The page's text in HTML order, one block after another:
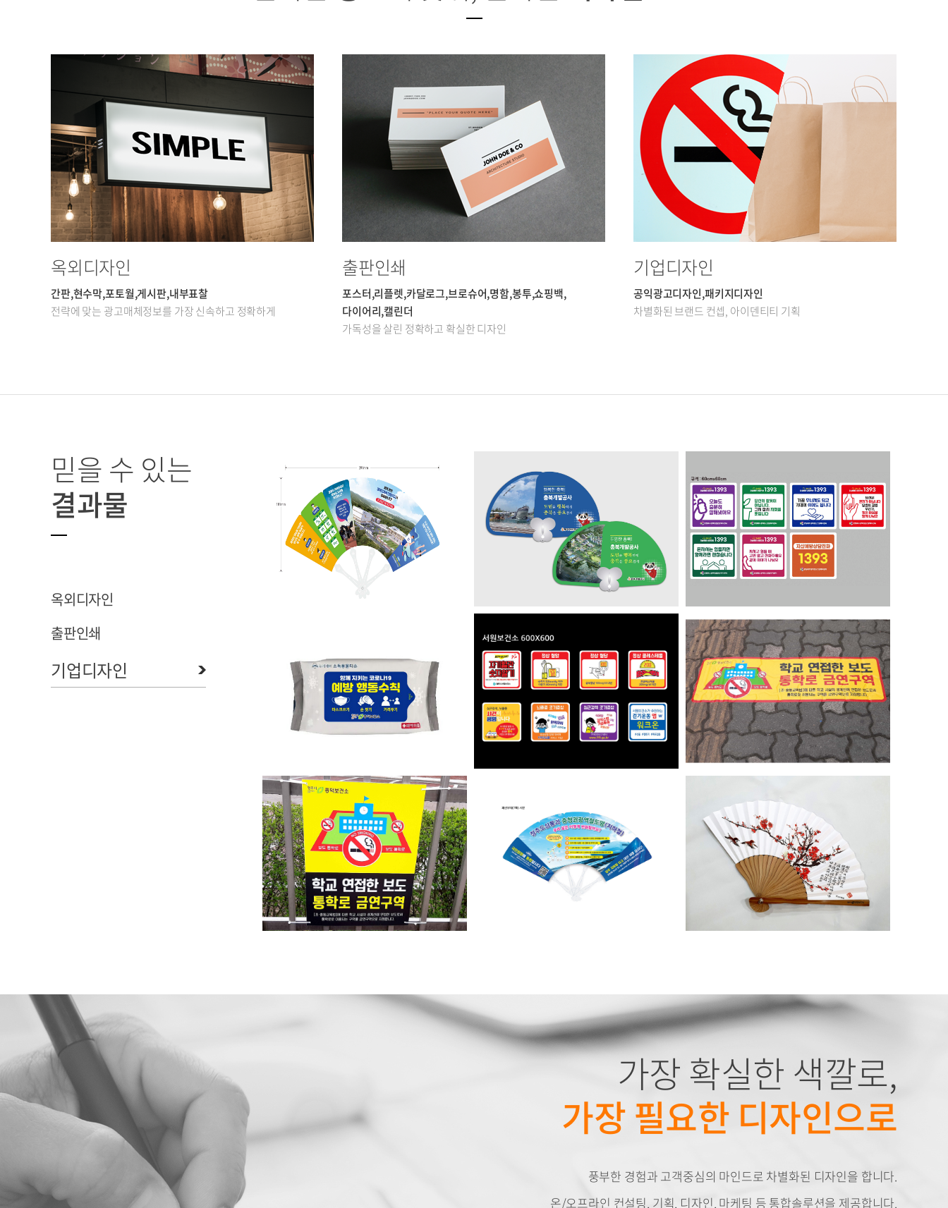
옥외디자인
간판,현수막,포토월,게시판,내부표찰
전략에 맞는 광고매체정보를 가장 신속하고 정확하게
출판인쇄
포스터,리플렛,카달로그,브로슈어,명함,봉투,쇼핑백,
다이어리,캘린더
가독성을 살린 정확하고 확실한 디자인
기업디자인
공익광고디자인,패키지디자인
차별화된 브랜드 컨셉, 아이덴티티 기획
믿을 수 있는
결과물
옥외디자인
출판인쇄
기업디자인
가장 확실한 색깔로,
가장 필요한 디자인으로
풍부한 경험과 고객중심의 마인드로 차별화된 디자인을 합니다.
온/오프라인 컨설팅, 기획, 디자인, 마케팅 등 통합솔루션을 제공합니다.